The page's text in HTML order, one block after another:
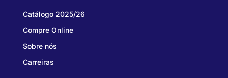
Catálogo 2025/26
Compre Online
Sobre nós
Carreiras